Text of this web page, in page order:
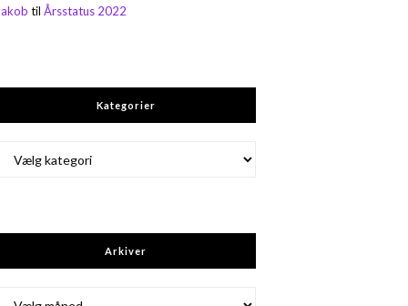
tilÅrsstatus 2022
Kategorier
Arkiver